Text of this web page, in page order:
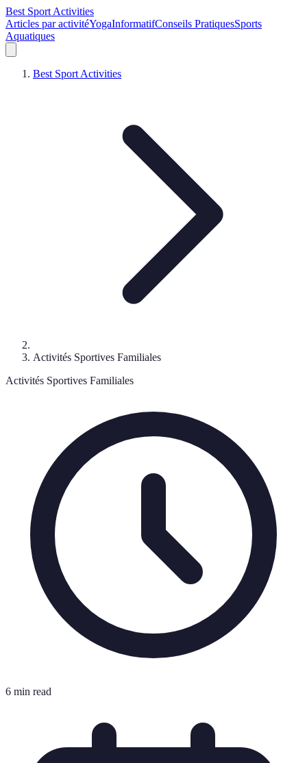
Best Sport Activities
Articles par activitéYogaInformatifConseils PratiquesSports
Aquatiques
Best Sport Activities
Activités Sportives Familiales
Activités Sportives Familiales
6 min read